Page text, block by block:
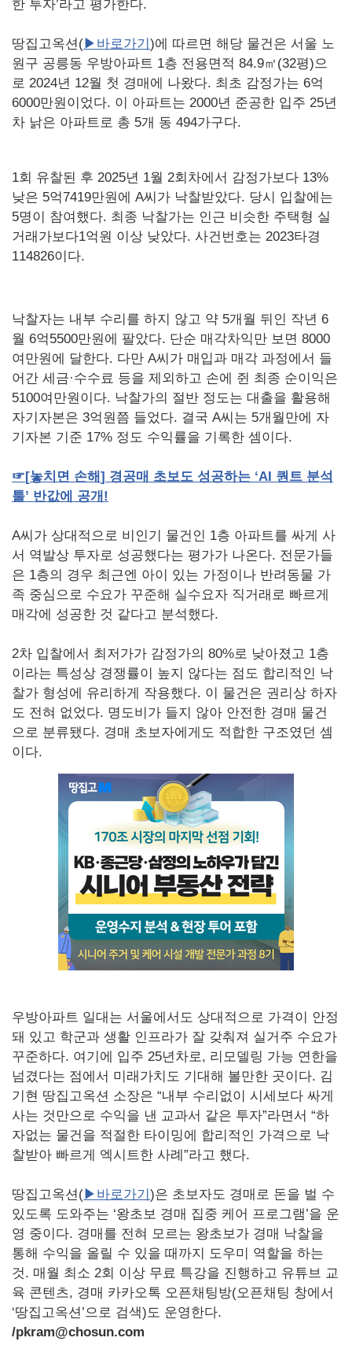
한 투자’라고 평가한다.
땅집고옥션(▶바로가기)에 따르면 해당 물건은 서울 노
원구 공릉동 우방아파트 1층 전용면적 84.9㎡(32평)으
로 2024년 12월 첫 경매에 나왔다. 최초 감정가는 6억
6000만원이었다. 이 아파트는 2000년 준공한 입주 25년
차 낡은 아파트로 총 5개 동 494가구다.
1회 유찰된 후 2025년 1월 2회차에서 감정가보다 13%
낮은 5억7419만원에 A씨가 낙찰받았다. 당시 입찰에는
5명이 참여했다. 최종 낙찰가는 인근 비슷한 주택형 실
거래가보다1억원 이상 낮았다. 사건번호는 2023타경
114826이다.
낙찰자는 내부 수리를 하지 않고 약 5개월 뒤인 작년 6
월 6억5500만원에 팔았다. 단순 매각차익만 보면 8000
여만원에 달한다. 다만 A씨가 매입과 매각 과정에서 들
어간 세금·수수료 등을 제외하고 손에 쥔 최종 순이익은
5100여만원이다. 낙찰가의 절반 정도는 대출을 활용해
자기자본은 3억원쯤 들었다. 결국 A씨는 5개월만에 자
기자본 기준 17% 정도 수익률을 기록한 셈이다.
☞[놓치면 손해] 경공매 초보도 성공하는 ‘AI 퀀트 분석
툴’ 반값에 공개 !
A씨가 상대적으로 비인기 물건인 1층 아파트를 싸게 사
서 역발상 투자로 성공했다는 평가가 나온다. 전문가들
은 1층의 경우 최근엔 아이 있는 가정이나 반려동물 가
족 중심으로 수요가 꾸준해 실수요자 직거래로 빠르게
매각에 성공한 것 같다고 분석했다.
2차 입찰에서 최저가가 감정가의 80%로 낮아졌고 1층
이라는 특성상 경쟁률이 높지 않다는 점도 합리적인 낙
찰가 형성에 유리하게 작용했다. 이 물건은 권리상 하자
도 전혀 없었다. 명도비가 들지 않아 안전한 경매 물건
으로 분류됐다. 경매 초보자에게도 적합한 구조였던 셈
이다.
우방아파트 일대는 서울에서도 상대적으로 가격이 안정
돼 있고 학군과 생활 인프라가 잘 갖춰져 실거주 수요가
꾸준하다. 여기에 입주 25년차로, 리모델링 가능 연한을
넘겼다는 점에서 미래가치도 기대해 볼만한 곳이다. 김
기현 땅집고옥션 소장은 “내부 수리없이 시세보다 싸게
사는 것만으로 수익을 낸 교과서 같은 투자”라면서 “하
자없는 물건을 적절한 타이밍에 합리적인 가격으로 낙
찰받아 빠르게 엑시트한 사례”라고 했다.
땅집고옥션(▶바로가기)은 초보자도 경매로 돈을 벌 수
있도록 도와주는 ‘왕초보 경매 집중 케어 프로그램’을 운
영 중이다. 경매를 전혀 모르는 왕초보가 경매 낙찰을
통해 수익을 올릴 수 있을 때까지 도우미 역할을 하는
것. 매월 최소 2회 이상 무료 특강을 진행하고 유튜브 교
육 콘텐츠, 경매 카카오톡 오픈채팅방(오픈채팅 창에서
‘땅집고옥션’으로 검색)도 운영한다.
/pkram@chosun.com